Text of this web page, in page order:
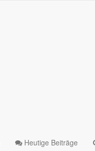
Heutige Beiträge